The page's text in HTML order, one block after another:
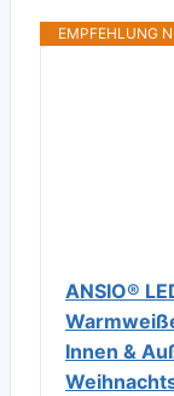
EMPFEHLUNG
ANSIO®
Innen &